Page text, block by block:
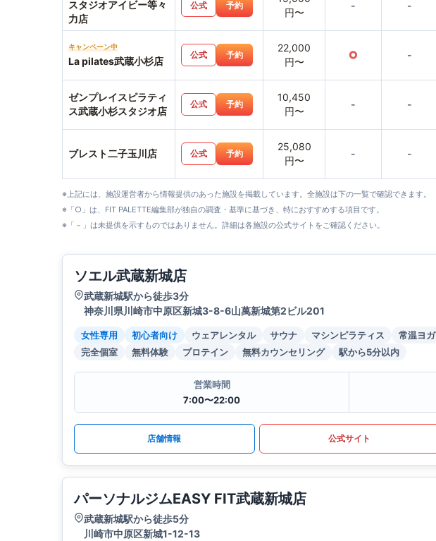
スタジオアイビー等々
力店
公式 予約
円〜
- -
キャンペーン中
La pilates武蔵小杉店
公式 予約
22,000
円〜
○ -
ゼンプレイスピラティ
ス武蔵小杉スタジオ店
公式 予約
10,450
円〜
- -
ブレスト二子玉川店 公式 予約
25,080
円〜
- -
※上記には、施設運営者から情報提供のあった施設を掲載しています。全施設は下の一覧で確認できます。
※「○」は、FIT PALETTE編集部が独自の調査・基準に基づき、特におすすめする項目です。
※「－」は未提供を示すものではありません。詳細は各施設の公式サイトをご確認ください。
ソエル武蔵新城店
武蔵新城駅から徒歩3分
神奈川県川崎市中原区新城3-8-6山萬新城第2ビル201
女性専用 初心者向け ウェアレンタル サウナ マシンピラティス
常温ヨガ
完全個室
無料体験 プロテイン 無料カウンセリング 駅から5分以内
営業時間
7:00〜22:00
店舗情報 公式サイト
パーソナルジムEASY FIT武蔵新城店
武蔵新城駅から徒歩5分
川崎市中原区新城1-12-13